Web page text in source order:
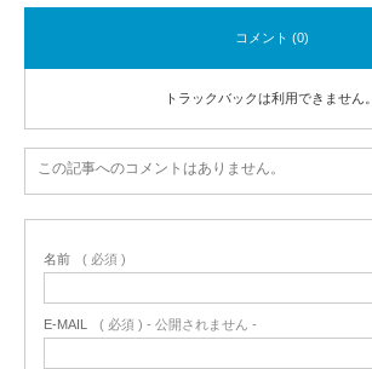
コメント (0)
トラックバックは利用できません。
この記事へのコメントはありません。
名前 ( 必須 )
E-MAIL ( 必須 ) - 公開されません -